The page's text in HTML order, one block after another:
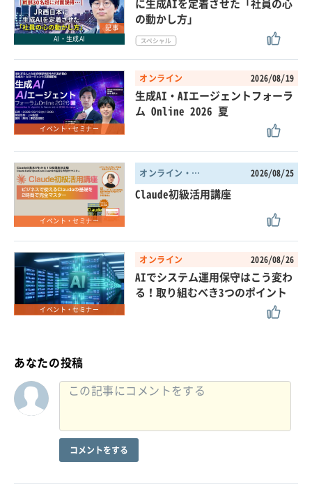
記事
AI・生成AI
に生成AIを定着させた「社員の心
の動かし方」
イベント・セミナー
オンライン 2026/08/19
生成AI・AIエージェントフォーラ
ム Online 2026 夏
イベント・セミナー
オンライン・東京都 2026/08/25
Claude初級活用講座
イベント・セミナー
オンライン 2026/08/26
AIでシステム運用保守はこう変わ
る！取り組むべき3つのポイント
あなたの投稿
コメントをする